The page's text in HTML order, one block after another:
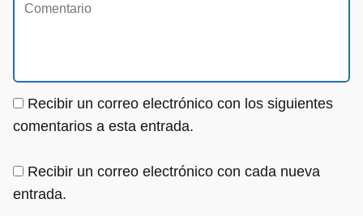
Recibir un correo electrónico con los siguientes
comentarios a esta entrada.
Recibir un correo electrónico con cada nueva
entrada.